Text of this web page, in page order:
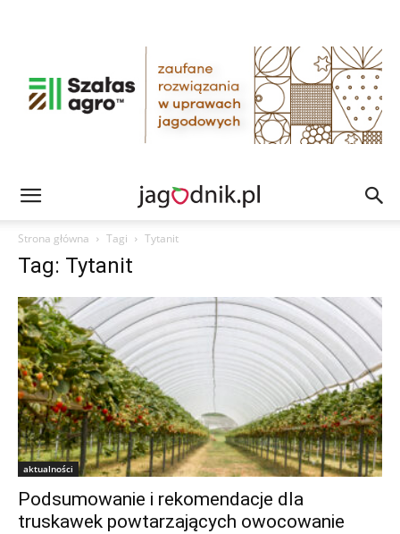
Strona główna Tagi Tytanit
Tag: Tytanit
aktualności
Podsumowanie i rekomendacje dla
truskawek powtarzających owocowanie